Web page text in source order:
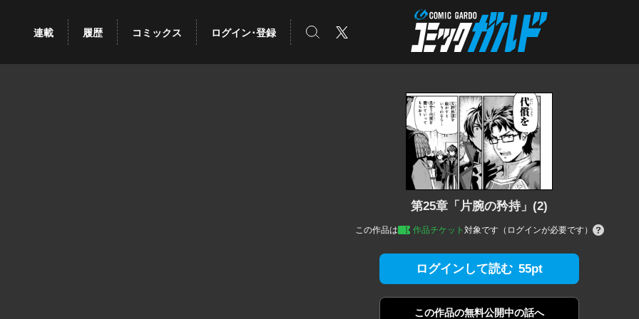
コミックガルド
連載 履歴 コミックス ログイン･登録 検索 X
第25章「片腕の矜持」(2)
この作品は 作品チケット 対象です（ログインが必要です）
ログインして読む 55pt
この作品の無料公開中の話へ